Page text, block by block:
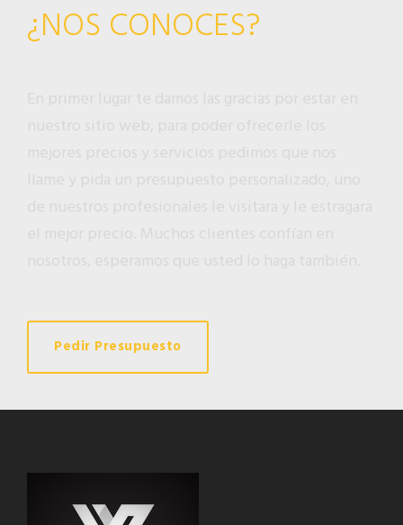
¿NOS CONOCES?
Pedir Presupuesto